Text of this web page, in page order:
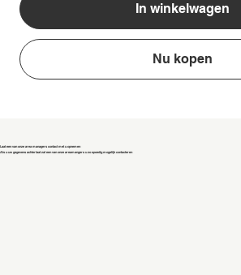
In winkelwagen
Nu kopen
Laat een van onze area managers contact met u opnemen
Als u uw gegevens achterlaat zal een van onze areamangers u zo spoedig mogelijk contacteren